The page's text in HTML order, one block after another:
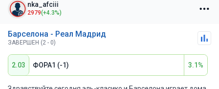
nka_afciii
2979(+4.3%)
Барселона - Реал Мадрид
ЗАВЕРШЕН (2 - 0)
2.03 ФОРА1 (-1) 3.1%